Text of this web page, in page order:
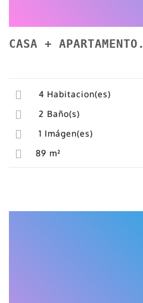
CASA + APARTAMENTO.
4 Habitacion(es)
2 Baño(s)
1 Imágen(es)
89 m²